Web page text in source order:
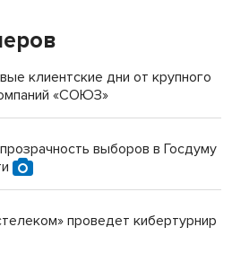
клиентские дни от крупного
«СОЮЗ»
выборов в Госдуму
проведет кибертурнир